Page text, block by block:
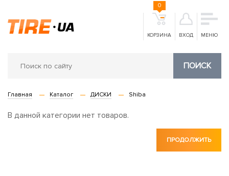
КОРЗИНА
0
ВХОД МЕНЮ
ПОИСК
Главная Каталог ДИСКИ Shiba
В данной категории нет товаров.
ПРОДОЛЖИТЬ